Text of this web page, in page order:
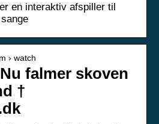
en interaktiv afspiller til
› watch
falmer skoven
†